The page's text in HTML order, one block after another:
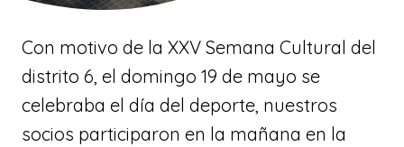
Con motivo de la XXV Semana Cultural del
distrito 6, el domingo 19 de mayo se
celebraba el día del deporte, nuestros
socios participaron en la mañana en la